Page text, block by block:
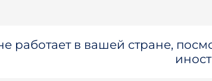
работает в вашей стране,